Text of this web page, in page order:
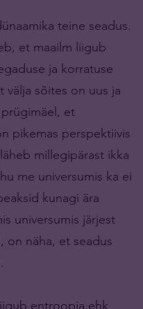
teine seadus.
et maailm liigub
ja korratuse
välja sõites on uus ja
et
pikemas perspektiivis
millegipärast ikka
me universumis ka ei
kunagi ära
universumis järjest
on näha, et seadus
entroopia ehk